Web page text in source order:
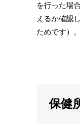
を行った場
えるか確認
ためです）
保健